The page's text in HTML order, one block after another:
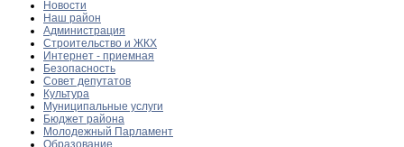
Новости
Наш район
Администрация
Строительство и ЖКХ
Интернет - приемная
Безопасность
Совет депутатов
Культура
Муниципальные услуги
Бюджет района
Молодежный Парламент
Образование